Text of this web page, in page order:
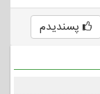
پسندیدم